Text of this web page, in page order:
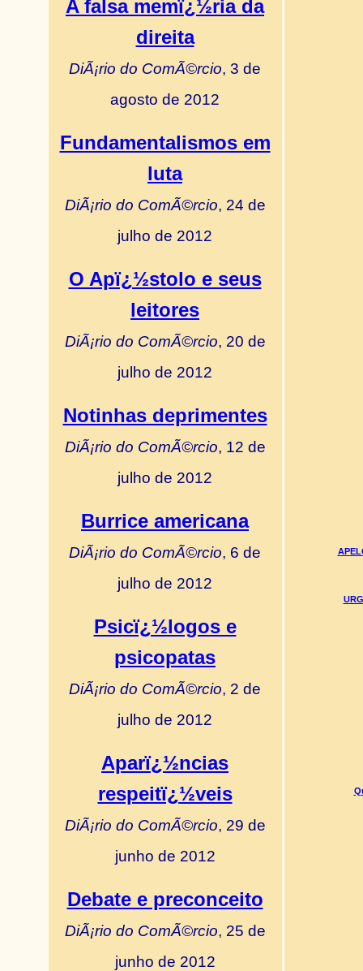
A falsa memï¿½ria da
direita
DiÃ¡rio do ComÃ©rcio, 3 de
agosto de 2012
Fundamentalismos em
luta
DiÃ¡rio do ComÃ©rcio, 24 de
julho de 2012
O Apï¿½stolo e seus
leitores
DiÃ¡rio do ComÃ©rcio, 20 de
julho de 2012
Notinhas deprimentes
DiÃ¡rio do ComÃ©rcio, 12 de
julho de 2012
Burrice americana
DiÃ¡rio do ComÃ©rcio, 6 de
julho de 2012
Psicï¿½logos e
psicopatas
DiÃ¡rio do ComÃ©rcio, 2 de
julho de 2012
Aparï¿½ncias
respeitï¿½veis
DiÃ¡rio do ComÃ©rcio, 29 de
junho de 2012
Debate e preconceito
DiÃ¡rio do ComÃ©rcio, 25 de
junho de 2012